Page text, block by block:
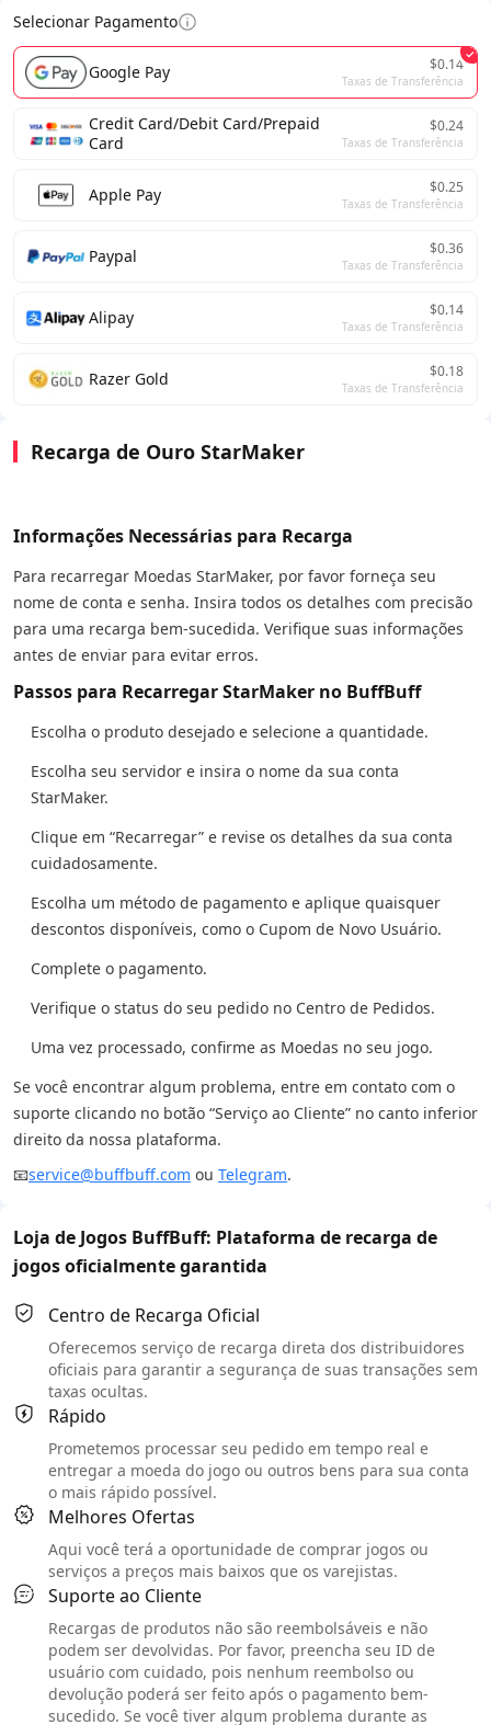
Selecionar Pagamento
Google Pay $0.14
Taxas de Transferência
Credit Card/Debit Card/Prepaid
Card
$0.24
Taxas de Transferência
Apple Pay $0.25
Taxas de Transferência
Paypal $0.36
Taxas de Transferência
Alipay $0.14
Taxas de Transferência
Razer Gold $0.18
Taxas de Transferência
Recarga de Ouro StarMaker
Informações Necessárias para Recarga
Para recarregar Moedas StarMaker, por favor forneça seu
nome de conta e senha. Insira todos os detalhes com precisão
para uma recarga bem-sucedida. Verifique suas informações
antes de enviar para evitar erros.
Passos para Recarregar StarMaker no BuffBuff
Escolha o produto desejado e selecione a quantidade.
Escolha seu servidor e insira o nome da sua conta
StarMaker.
Clique em “Recarregar” e revise os detalhes da sua conta
cuidadosamente.
Escolha um método de pagamento e aplique quaisquer
descontos disponíveis, como o Cupom de Novo Usuário.
Complete o pagamento.
Verifique o status do seu pedido no Centro de Pedidos.
Uma vez processado, confirme as Moedas no seu jogo.
Se você encontrar algum problema, entre em contato com o
suporte clicando no botão “Serviço ao Cliente” no canto inferior
direito da nossa plataforma.
📧service@buffbuff.com ou Telegram.
Loja de Jogos BuffBuff: Plataforma de recarga de
jogos oficialmente garantida
Centro de Recarga Oficial
Oferecemos serviço de recarga direta dos distribuidores
oficiais para garantir a segurança de suas transações sem
taxas ocultas.
Rápido
Prometemos processar seu pedido em tempo real e
entregar a moeda do jogo ou outros bens para sua conta
o mais rápido possível.
Melhores Ofertas
Aqui você terá a oportunidade de comprar jogos ou
serviços a preços mais baixos que os varejistas.
Suporte ao Cliente
Recargas de produtos não são reembolsáveis e não
podem ser devolvidas. Por favor, preencha seu ID de
usuário com cuidado, pois nenhum reembolso ou
devolução poderá ser feito após o pagamento bem-
sucedido. Se você tiver algum problema durante as